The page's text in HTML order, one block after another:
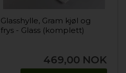
Glasshylle, Gram kjøl og
frys - Glass (komplett)
469,00 NOK